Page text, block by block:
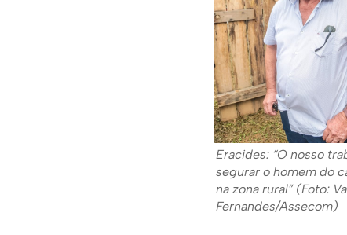
Eracides: “O nosso
segurar o homem do
na zona rural” (Foto:
Fernandes/Assecom)